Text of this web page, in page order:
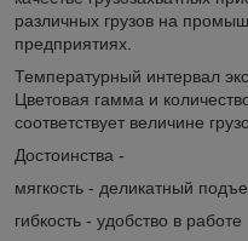
различных грузов на
предприятиях.
Температурный интервал
Цветовая гамма и
соответствует величине
Достоинства -
мягкость - деликатный
гибкость - удобство в работе